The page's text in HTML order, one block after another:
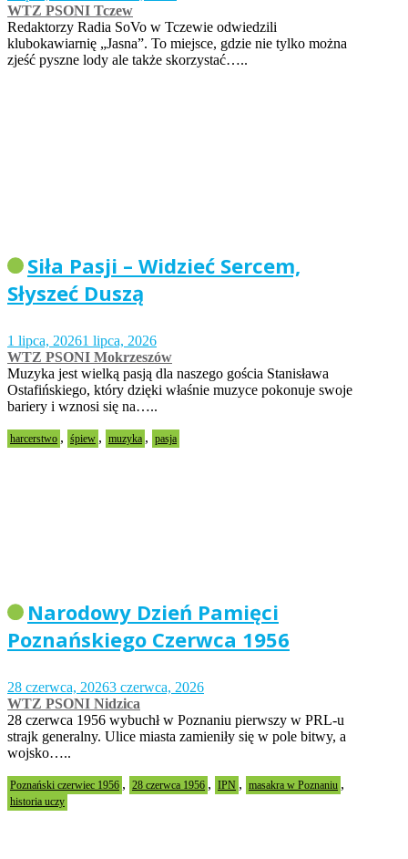
WTZ PSONI Tczew
Redaktorzy Radia SoVo w Tczewie odwiedzili
klubokawiarnię „Jasna”. To miejsce, gdzie nie tylko można
zjeść pyszne lody ale także skorzystać…..
Siła Pasji – Widzieć Sercem,
Słyszeć Duszą
1 lipca, 20261 lipca, 2026
WTZ PSONI Mokrzeszów
Muzyka jest wielką pasją dla naszego gościa Stanisława
Ostafińskiego, który dzięki właśnie muzyce pokonuje swoje
bariery i wznosi się na…..
harcerstwo , śpiew , muzyka , pasja
Narodowy Dzień Pamięci
Poznańskiego Czerwca 1956
28 czerwca, 20263 czerwca, 2026
WTZ PSONI Nidzica
28 czerwca 1956 wybuchł w Poznaniu pierwszy w PRL-u
strajk generalny. Ulice miasta zamieniły się w pole bitwy, a
wojsko…..
Poznański czerwiec 1956 , 28 czerwca 1956 , IPN , masakra w Poznaniu ,
historia uczy